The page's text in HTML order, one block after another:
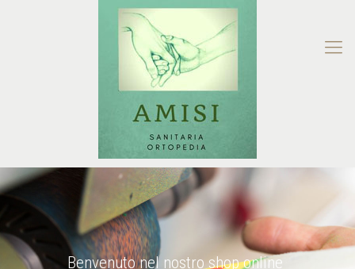
Benvenuto nel nostro shop online